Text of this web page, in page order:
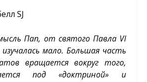
SJ
Пап, от святого Павла VI
мало. Большая часть
вращается вокруг того,
под «доктриной» и